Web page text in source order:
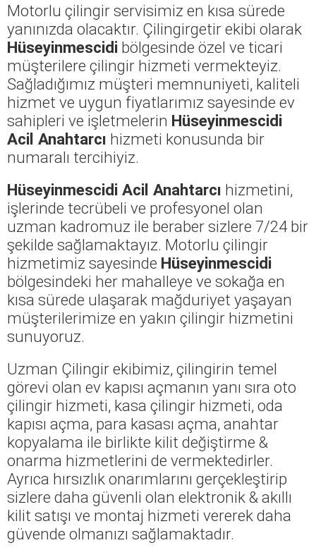
Motorlu çilingir servisimiz en kısa sürede
yanınızda olacaktır. Çilingirgetir ekibi olarak
Hüseyinmescidi bölgesinde özel ve ticari
müşterilere çilingir hizmeti vermekteyiz.
Sağladığımız müşteri memnuniyeti, kaliteli
hizmet ve uygun fiyatlarımız sayesinde ev
sahipleri ve işletmelerin Hüseyinmescidi
Acil Anahtarcı hizmeti konusunda bir
numaralı tercihiyiz.
Hüseyinmescidi Acil Anahtarcı hizmetini,
işlerinde tecrübeli ve profesyonel olan
uzman kadromuz ile beraber sizlere 7/24 bir
şekilde sağlamaktayız. Motorlu çilingir
hizmetimiz sayesinde Hüseyinmescidi
bölgesindeki her mahalleye ve sokağa en
kısa sürede ulaşarak mağduriyet yaşayan
müşterilerimize en yakın çilingir hizmetini
sunuyoruz.
Uzman Çilingir ekibimiz, çilingirin temel
görevi olan ev kapısı açmanın yanı sıra oto
çilingir hizmeti, kasa çilingir hizmeti, oda
kapısı açma, para kasası açma, anahtar
kopyalama ile birlikte kilit değiştirme &
onarma hizmetlerini de vermektedirler.
Ayrıca hırsızlık onarımlarını gerçekleştirip
sizlere daha güvenli olan elektronik & akıllı
kilit satışı ve montaj hizmeti vererek daha
güvende olmanızı sağlamaktadır.